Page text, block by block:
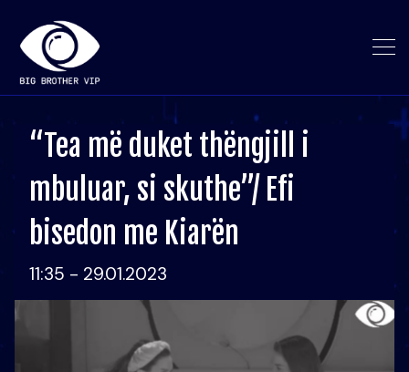
“Tea më duket thëngjill i
mbuluar, si skuthe”/ Efi
bisedon me Kiarën
11:35 - 29.01.2023